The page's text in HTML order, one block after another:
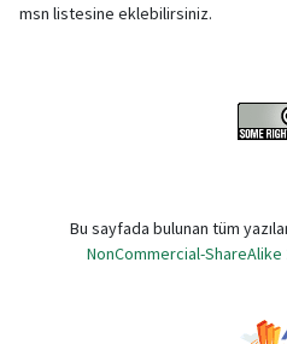
msn listesine eklebilirsiniz.
Bu sayfada bulunan tüm
NonCommercial-ShareAlike